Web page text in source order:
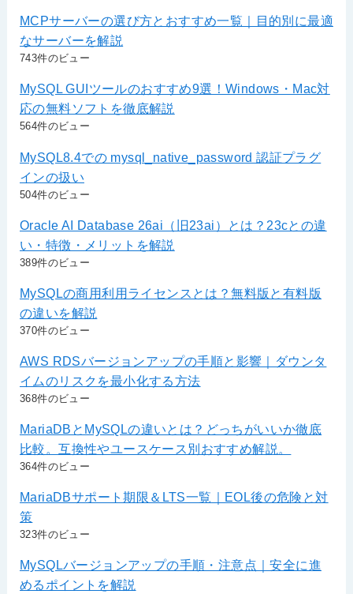
MCPサーバーの選び方とおすすめ一覧｜目的別に最適
なサーバーを解説
743件のビュー
MySQL GUIツールのおすすめ9選！Windows・Mac対
応の無料ソフトを徹底解説
564件のビュー
MySQL8.4での mysql_native_password 認証プラグ
インの扱い
504件のビュー
Oracle AI Database 26ai（旧23ai）とは？23cとの違
い・特徴・メリットを解説
389件のビュー
MySQLの商用利用ライセンスとは？無料版と有料版
の違いを解説
370件のビュー
AWS RDSバージョンアップの手順と影響｜ダウンタ
イムのリスクを最小化する方法
368件のビュー
MariaDBとMySQLの違いとは？どっちがいいか徹底
比較。互換性やユースケース別おすすめ解説。
364件のビュー
MariaDBサポート期限＆LTS一覧｜EOL後の危険と対
策
323件のビュー
MySQLバージョンアップの手順・注意点｜安全に進
めるポイントを解説